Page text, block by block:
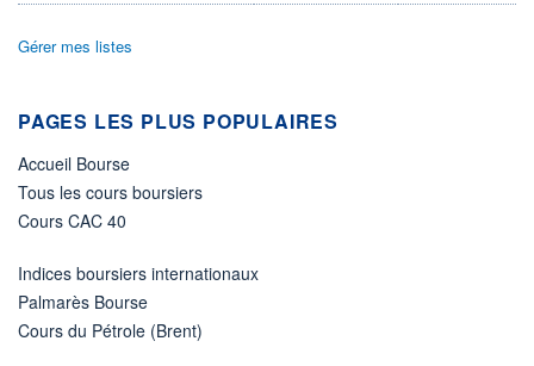
RISQUE DU FONDS (SRI)
4/7
+ PORTEFEUILLE
Gérer mes listes
PAGES LES PLUS POPULAIRES
Accueil Bourse
Tous les cours boursiers
Cours CAC 40
Indices boursiers internationaux
Palmarès Bourse
Cours du Pétrole (Brent)